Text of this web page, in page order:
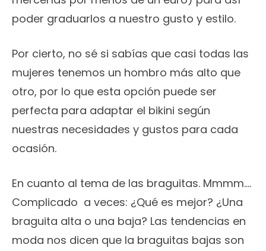
poder graduarlos a nuestro gusto y estilo.
Por cierto, no sé si sabías que casi todas las
mujeres tenemos un hombro más alto que
otro, por lo que esta opción puede ser
perfecta para adaptar el bikini según
nuestras necesidades y gustos para cada
ocasión.
En cuanto al tema de las braguitas. Mmmm….
Complicado a veces: ¿Qué es mejor? ¿Una
braguita alta o una baja? Las tendencias en
moda nos dicen que la braguitas bajas son